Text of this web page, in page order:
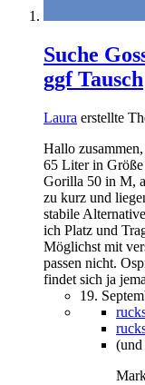
Suche
ggf Tausch
Laura erstellte
Hallo
65 Liter in Größe
Gorilla 50 in M,
zu kurz und
stabile
ich Platz und
Möglichst mit
passen nicht.
findet sich ja
19.
(und